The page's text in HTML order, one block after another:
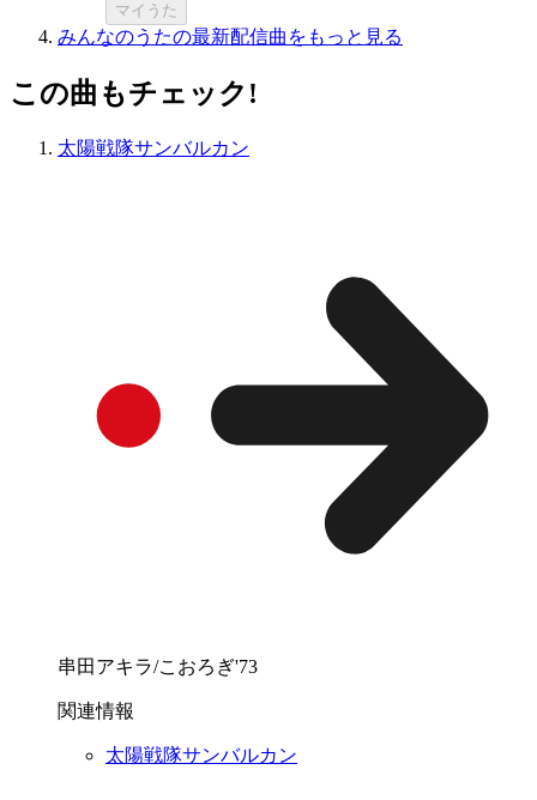
マイうた
みんなのうたの最新配信曲をもっと見る
この曲もチェック!
太陽戦隊サンバルカン
串田アキラ/こおろぎ'73
関連情報
太陽戦隊サンバルカン